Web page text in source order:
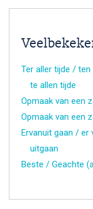
Ter aller tijde /
te allen tijde
Opmaak van een
Opmaak van een
Ervanuit gaan / er
uitgaan
Beste / Geachte